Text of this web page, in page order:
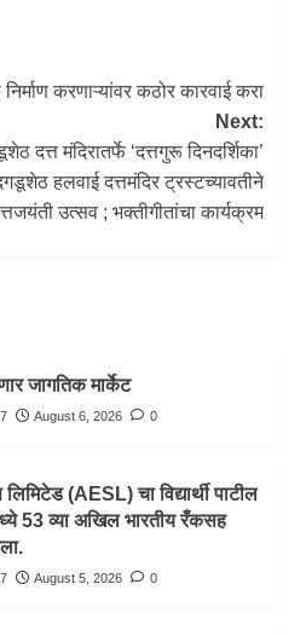
निर्माण करणाऱ्यांवर कठोर कारवाई करा
Next:
दत्त मंदिरातर्फे ‘दत्तगुरू दिनदर्शिका’
हलवाई दत्तमंदिर ट्रस्टच्यावतीने
उत्सव ; भक्तीगीतांचा कार्यक्रम
जागतिक मार्केट
August 6, 2026
0
(AESL) चा विद्यार्थी पाटील
53 व्या अखिल भारतीय रँकसह
August 5, 2026
0